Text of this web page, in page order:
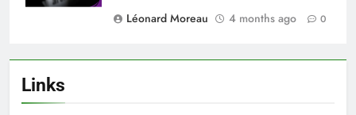
Léonard Moreau
4 months ago 0
Links